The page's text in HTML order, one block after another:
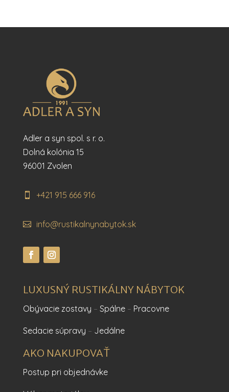
Adler a syn spol. s r. o.
Dolná kolónia 15
96001 Zvolen
+421 915 666 916
info@rustikalnynabytok.sk
LUXUSNÝ RUSTIKÁLNY NÁBYTOK
Obývacie zostavy – Spálne– Pracovne
Sedacie súpravy – Jedálne
AKO NAKUPOVAŤ
Postup pri objednávke